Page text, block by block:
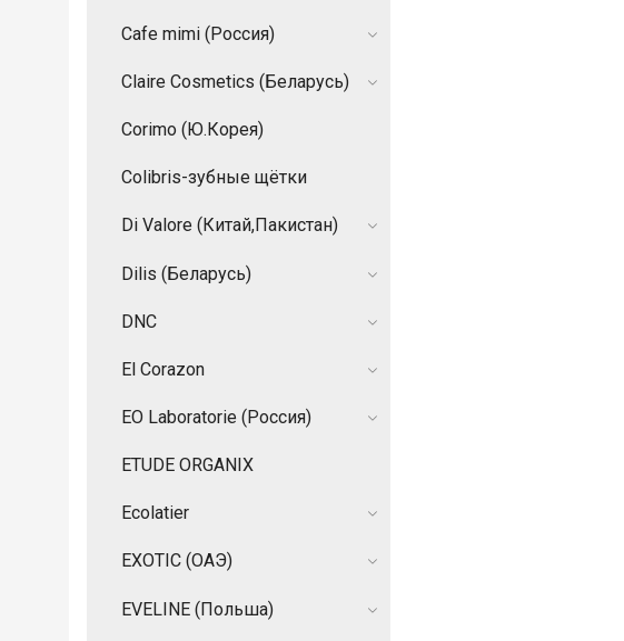
Cafe mimi (Россия)
Claire Cosmetics (Беларусь)
Corimo (Ю.Корея)
Colibris-зубные щётки
Di Valore (Китай,Пакистан)
Dilis (Беларусь)
DNC
El Corazon
EO Laboratorie (Россия)
ETUDE ORGANIX
Ecolatier
EXOTIC (ОАЭ)
EVELINE (Польша)